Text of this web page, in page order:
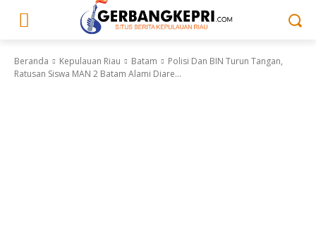
Beranda Kepulauan Riau Batam
Polisi Dan BIN Turun Tangan,
Ratusan Siswa MAN 2 Batam Alami Diare...